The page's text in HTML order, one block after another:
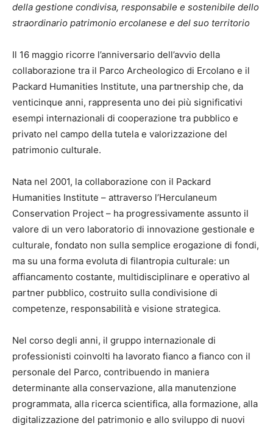
della gestione condivisa, responsabile e sostenibile dello
straordinario patrimonio ercolanese e del suo territorio
Il 16 maggio ricorre l’anniversario dell’avvio della
collaborazione tra il Parco Archeologico di Ercolano e il
Packard Humanities Institute, una partnership che, da
venticinque anni, rappresenta uno dei più significativi
esempi internazionali di cooperazione tra pubblico e
privato nel campo della tutela e valorizzazione del
patrimonio culturale.
Nata nel 2001, la collaborazione con il Packard
Humanities Institute – attraverso l’Herculaneum
Conservation Project – ha progressivamente assunto il
valore di un vero laboratorio di innovazione gestionale e
culturale, fondato non sulla semplice erogazione di fondi,
ma su una forma evoluta di filantropia culturale: un
affiancamento costante, multidisciplinare e operativo al
partner pubblico, costruito sulla condivisione di
competenze, responsabilità e visione strategica.
Nel corso degli anni, il gruppo internazionale di
professionisti coinvolti ha lavorato fianco a fianco con il
personale del Parco, contribuendo in maniera
determinante alla conservazione, alla manutenzione
programmata, alla ricerca scientifica, alla formazione, alla
digitalizzazione del patrimonio e allo sviluppo di nuovi